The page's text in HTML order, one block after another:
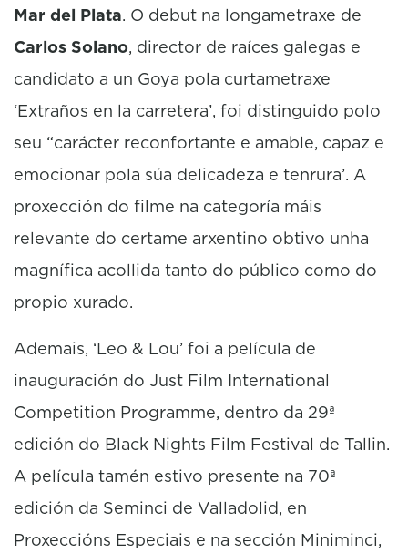
Mar del Plata. O debut na longametraxe de
Carlos Solano, director de raíces galegas e
candidato a un Goya pola curtametraxe
‘Extraños en la carretera’, foi distinguido polo
seu “carácter reconfortante e amable, capaz e
emocionar pola súa delicadeza e tenrura’. A
proxección do filme na categoría máis
relevante do certame arxentino obtivo unha
magnífica acollida tanto do público como do
propio xurado.
Ademais, ‘Leo & Lou’ foi a película de
inauguración do Just Film International
Competition Programme, dentro da 29ª
edición do Black Nights Film Festival de Tallin.
A película tamén estivo presente na 70ª
edición da Seminci de Valladolid, en
Proxeccións Especiais e na sección Miniminci,